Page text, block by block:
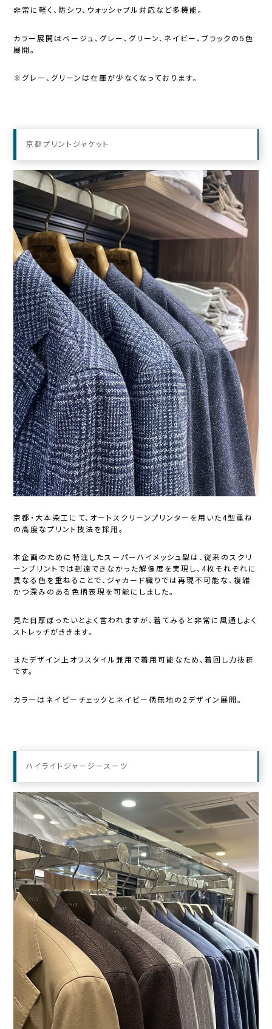
非常に軽く、防シワ、ウォッシャブル対応など多機能。
カラー展開はベージュ、グレー、グリーン、ネイビー、ブラックの5色
展開。
※グレー、グリーンは在庫が少なくなっております。
京都プリントジャケット
京都・大本染工にて、オートスクリーンプリンターを用いた4型重ね
の高度なプリント技法を採用。
本企画のために特注したスーパーハイメッシュ型は、従来のスクリ
ーンプリントでは到達できなかった解像度を実現し、4枚それぞれに
異なる色を重ねることで、ジャカード織りでは再現不可能な、複雑
かつ深みのある色柄表現を可能にしました。
見た目厚ぼったいとよく言われますが、着てみると非常に風通しよく
ストレッチがききます。
またデザイン上オフスタイル兼用で着用可能なため、着回し力抜群
です。
カラーはネイビーチェックとネイビー柄無地の2デザイン展開。
ハイライトジャージースーツ